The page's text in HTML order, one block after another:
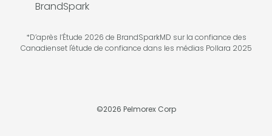
*D’après l’Étude 2026 de BrandSparkMD sur la confiance des
Canadienset l'étude de confiance dans les médias Pollara 2025
©2026 Pelmorex Corp